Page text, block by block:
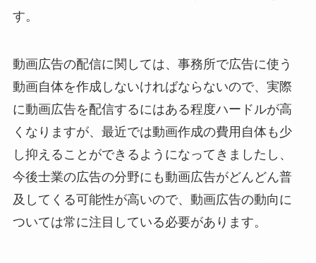
す。
動画広告の配信に関しては、事務所で広告に使う
動画自体を作成しないければならないので、実際
に動画広告を配信するにはある程度ハードルが高
くなりますが、最近では動画作成の費用自体も少
し抑えることができるようになってきましたし、
今後士業の広告の分野にも動画広告がどんどん普
及してくる可能性が高いので、動画広告の動向に
ついては常に注目している必要があります。